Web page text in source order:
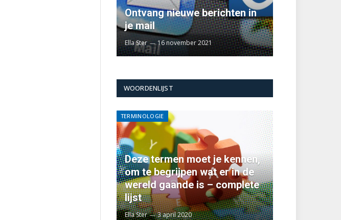
Ontvang nieuwe berichten in
je mail
Ella Ster 16 november 2021
WOORDENLIJST
TERMINOLOGIE
Deze termen moet je kennen,
om te begrijpen wat er in de
wereld gaande is – complete
lijst
Ella Ster 3 april 2020